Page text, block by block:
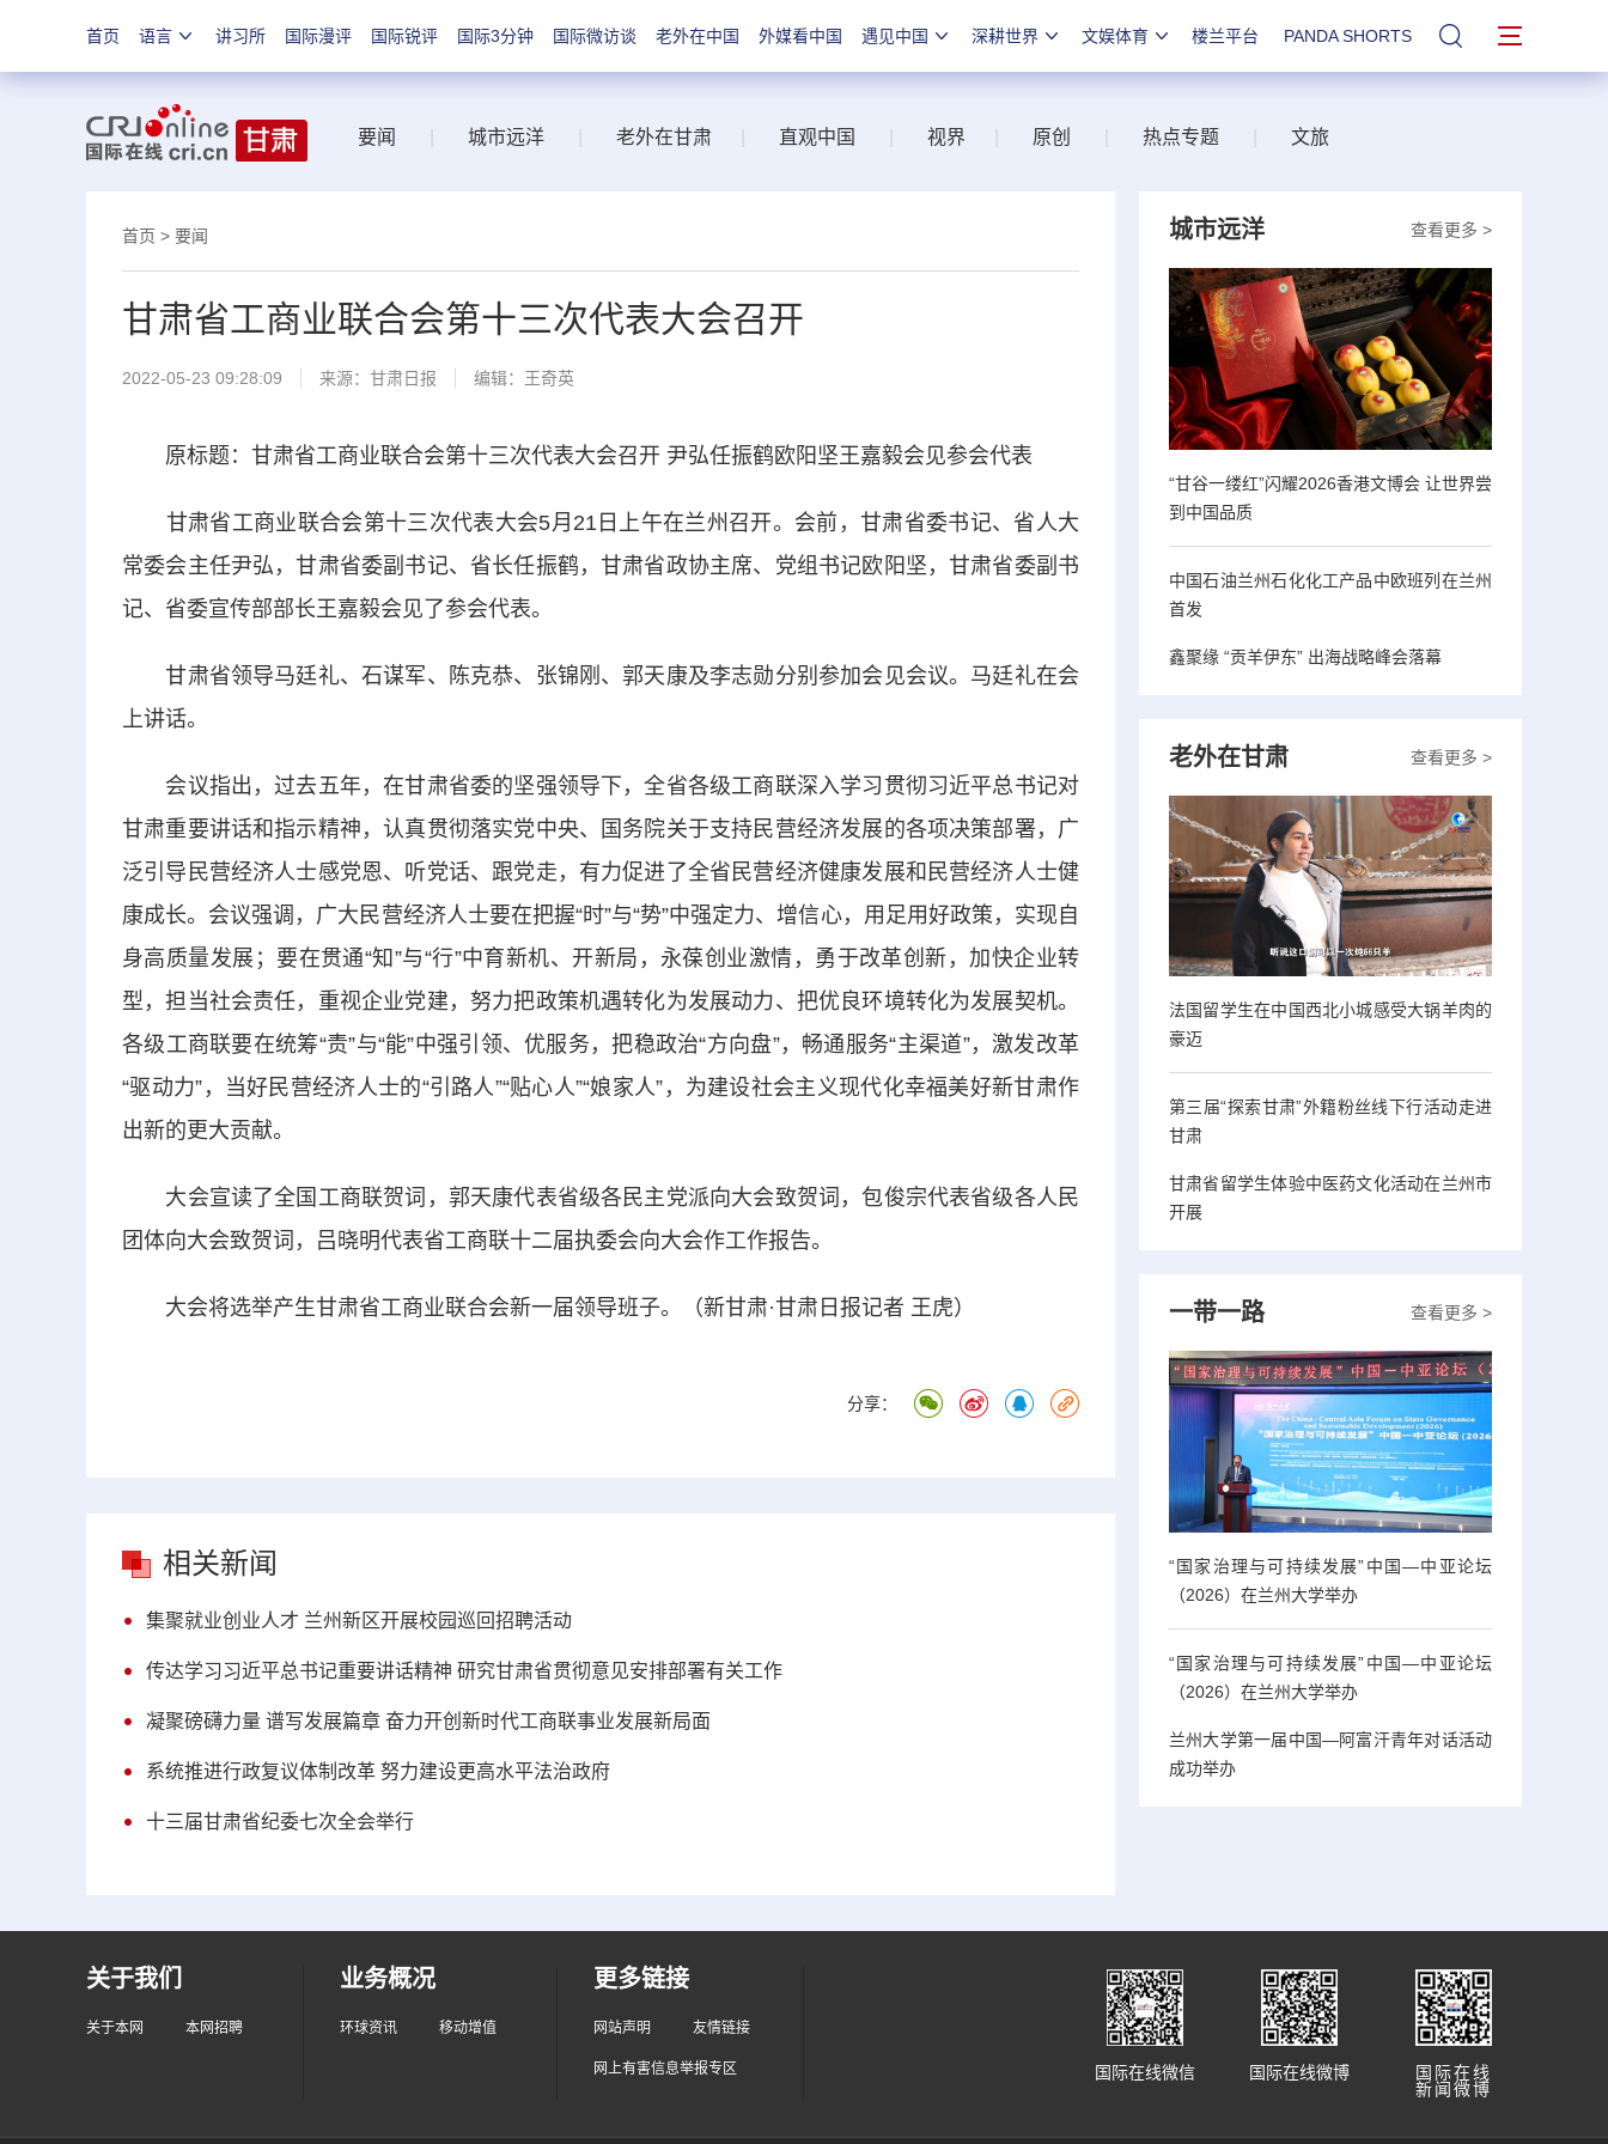
首页 语言 讲习所 国际漫评 国际锐评 国际3分钟 国际微访谈 老外在中国 外媒看中国 遇见中国 深耕世界 文娱体育 楼兰平台 PANDA SHORTS 站内搜索
要闻 城市远洋 老外在甘肃 直观中国 视界 原创 热点专题 文旅
首页 > 要闻
甘肃省工商业联合会第十三次代表大会召开
2022-05-23 09:28:09 来源： 甘肃日报 编辑：王奇英
原标题：甘肃省工商业联合会第十三次代表大会召开 尹弘任振鹤欧阳坚王嘉毅会见参会代表
甘肃省工商业联合会第十三次代表大会5月21日上午在兰州召开。会前，甘肃省委书记、省人大
常委会主任尹弘，甘肃省委副书记、省长任振鹤，甘肃省政协主席、党组书记欧阳坚，甘肃省委副书
记、省委宣传部部长王嘉毅会见了参会代表。
甘肃省领导马廷礼、石谋军、陈克恭、张锦刚、郭天康及李志勋分别参加会见会议。马廷礼在会
上讲话。
会议指出，过去五年，在甘肃省委的坚强领导下，全省各级工商联深入学习贯彻习近平总书记对
甘肃重要讲话和指示精神，认真贯彻落实党中央、国务院关于支持民营经济发展的各项决策部署，广
泛引导民营经济人士感党恩、听党话、跟党走，有力促进了全省民营经济健康发展和民营经济人士健
康成长。会议强调，广大民营经济人士要在把握“时”与“势”中强定力、增信心，用足用好政策，实现自
身高质量发展；要在贯通“知”与“行”中育新机、开新局，永葆创业激情，勇于改革创新，加快企业转
型，担当社会责任，重视企业党建，努力把政策机遇转化为发展动力、把优良环境转化为发展契机。
各级工商联要在统筹“责”与“能”中强引领、优服务，把稳政治“方向盘”，畅通服务“主渠道”，激发改革
“驱动力”，当好民营经济人士的“引路人”“贴心人”“娘家人”，为建设社会主义现代化幸福美好新甘肃作
出新的更大贡献。
大会宣读了全国工商联贺词，郭天康代表省级各民主党派向大会致贺词，包俊宗代表省级各人民
团体向大会致贺词，吕晓明代表省工商联十二届执委会向大会作工作报告。
大会将选举产生甘肃省工商业联合会新一届领导班子。（新甘肃·甘肃日报记者 王虎）
分享：
相关新闻
集聚就业创业人才 兰州新区开展校园巡回招聘活动
传达学习习近平总书记重要讲话精神 研究甘肃省贯彻意见安排部署有关工作
凝聚磅礴力量 谱写发展篇章 奋力开创新时代工商联事业发展新局面
系统推进行政复议体制改革 努力建设更高水平法治政府
十三届甘肃省纪委七次全会举行
查看更多 >
城市远洋
“甘谷一缕红”闪耀2026香港文博会 让世界尝
到中国品质
中国石油兰州石化化工产品中欧班列在兰州
首发
鑫聚缘 “贡羊伊东” 出海战略峰会落幕
查看更多 >
老外在甘肃
法国留学生在中国西北小城感受大锅羊肉的
豪迈
第三届“探索甘肃”外籍粉丝线下行活动走进
甘肃
甘肃省留学生体验中医药文化活动在兰州市
开展
查看更多 >
一带一路
“国家治理与可持续发展”中国—中亚论坛
（2026）在兰州大学举办
“国家治理与可持续发展”中国—中亚论坛
（2026）在兰州大学举办
兰州大学第一届中国—阿富汗青年对话活动
成功举办
关于我们
关于本网 本网招聘
业务概况
环球资讯 移动增值
更多链接
网站声明 友情链接
网上有害信息举报专区
国际在线
新闻微博
国际在线微博
国际在线微信